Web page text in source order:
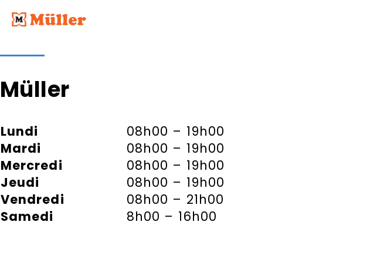
Müller
Lundi
08h00 – 19h00
Mardi
08h00 – 19h00
Mercredi
08h00 – 19h00
Jeudi
08h00 – 19h00
Vendredi
08h00 – 21h00
Samedi
8h00 – 16h00